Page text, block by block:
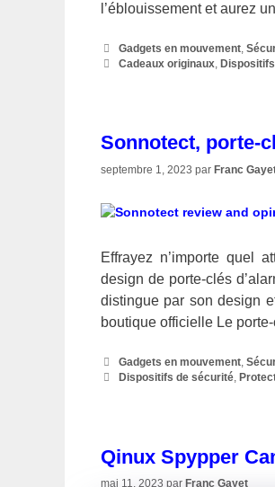
l’éblouissement et aurez
Catégories
Gadgets en mouvement,
Étiquettes
Cadeaux originaux,
Sonnotect, porte-
septembre 1, 2023 par Franc
Effrayez n’importe quel
design de porte-clés
distingue par son design
boutique officielle Le
Catégories
Gadgets en mouvement,
Étiquettes
Dispositifs de sécurité,
Qinux Spypper
mai 11, 2023 par Franc Gayet